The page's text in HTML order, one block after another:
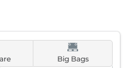
Big Bags